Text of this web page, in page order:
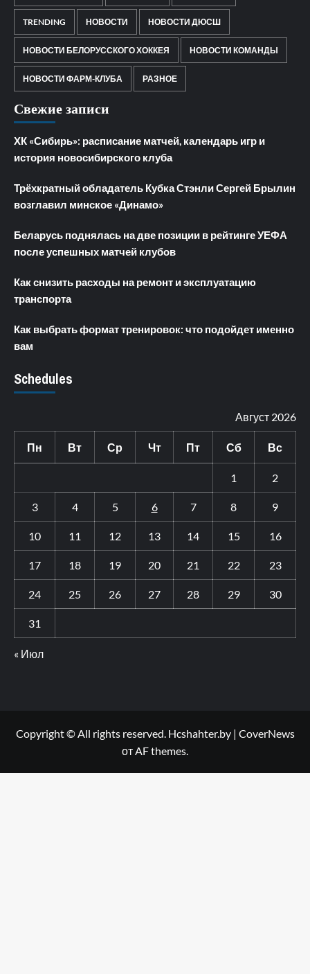
TRENDING НОВОСТИ НОВОСТИ ДЮСШ
НОВОСТИ БЕЛОРУССКОГО ХОККЕЯ НОВОСТИ КОМАНДЫ
НОВОСТИ ФАРМ-КЛУБА РАЗНОЕ
Свежие записи
ХК «Сибирь»: расписание матчей, календарь игр и
история новосибирского клуба
Трёхкратный обладатель Кубка Стэнли Сергей Брылин
возглавил минское «Динамо»
Беларусь поднялась на две позиции в рейтинге УЕФА
после успешных матчей клубов
Как снизить расходы на ремонт и эксплуатацию
транспорта
Как выбрать формат тренировок: что подойдет именно
вам
Schedules
Август 2026
Пн Вт Ср Чт Пт Сб Вс
1 2
3 4 5 6 7 8 9
10 11 12 13 14 15 16
17 18 19 20 21 22 23
24 25 26 27 28 29 30
31
« Июл
Copyright © All rights reserved. Hcshahter.by | CoverNews
от AF themes.